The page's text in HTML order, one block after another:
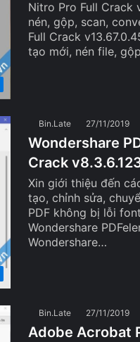
Nitro Pro Full Crack
nén, gộp, scan,
Full Crack
tạo mới, nén file,
Bin.Late 27/11/2019
Wondershare
Crack
Xin giới thiệu đến
tạo, chỉnh sửa,
PDF không bị lỗi
Wondershare
Wondershare…
Bin.Late 27/11/2019
Adobe Acrobat